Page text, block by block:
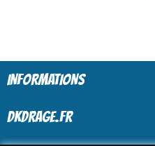
INFORMATIONS
DKDRAGE.FR